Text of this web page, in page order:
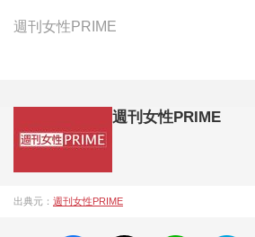
週刊女性PRIME
週刊女性PRIME
成27年）1月に開設された主婦と生活社
出典元： 週刊女性PRIME